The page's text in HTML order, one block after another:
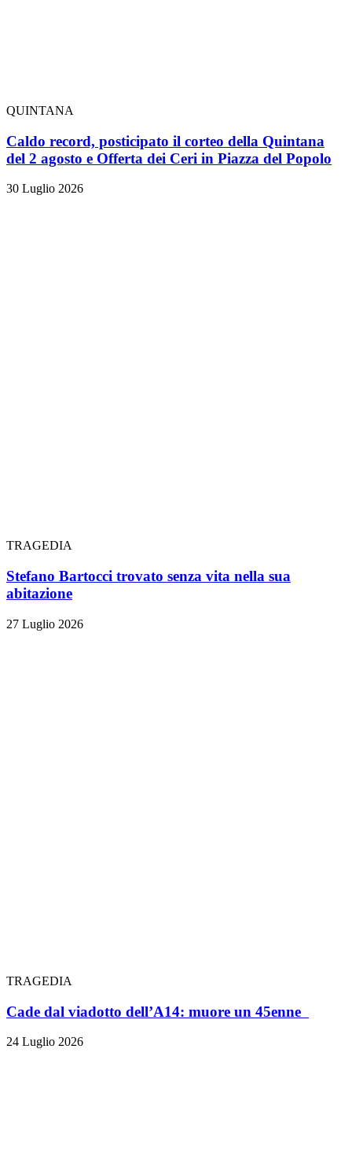
QUINTANA
Caldo record, posticipato il corteo della Quintana
del 2 agosto e Offerta dei Ceri in Piazza del Popolo
30 Luglio 2026
TRAGEDIA
Stefano Bartocci trovato senza vita nella sua
abitazione
27 Luglio 2026
TRAGEDIA
Cade dal viadotto dell’A14: muore un 45enne
24 Luglio 2026